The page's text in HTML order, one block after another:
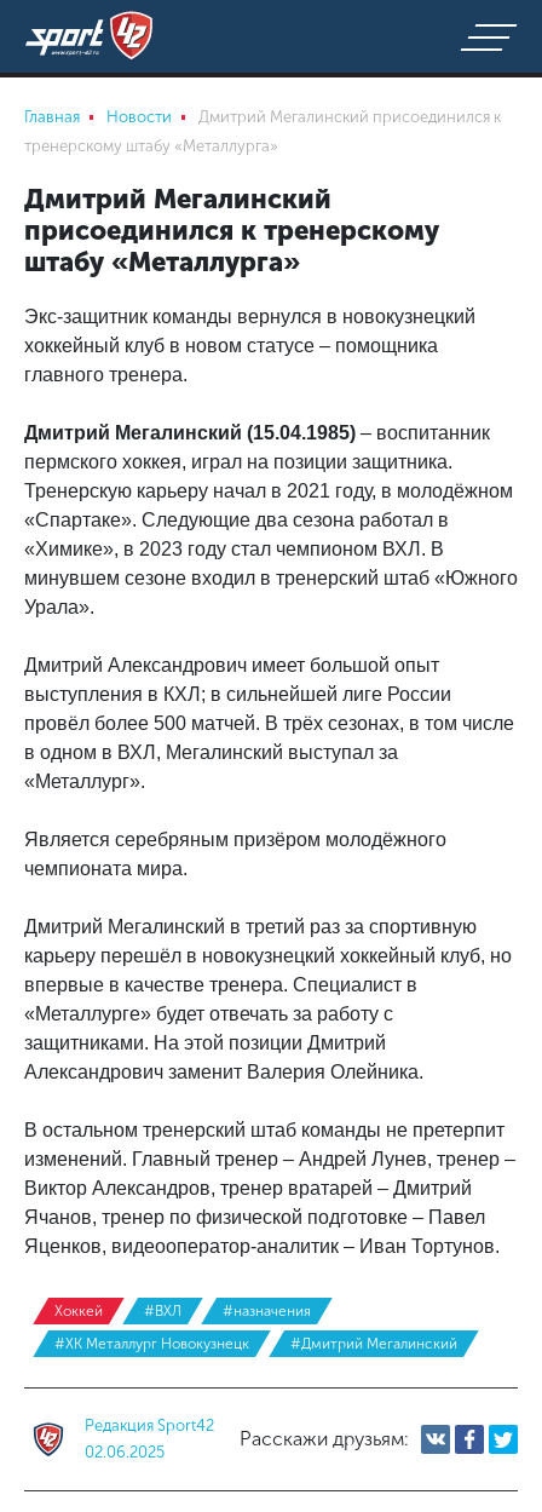
Главная Новости
Дмитрий Мегалинский присоединился к
тренерскому штабу «Металлурга»
Дмитрий Мегалинский
присоединился к тренерскому
штабу «Металлурга»
Экс-защитник команды вернулся в новокузнецкий
хоккейный клуб в новом статусе – помощника
главного тренера.
Дмитрий Мегалинский (15.04.1985) – воспитанник
пермского хоккея, играл на позиции защитника.
Тренерскую карьеру начал в 2021 году, в молодёжном
«Спартаке». Следующие два сезона работал в
«Химике», в 2023 году стал чемпионом ВХЛ. В
минувшем сезоне входил в тренерский штаб «Южного
Урала».
Дмитрий Александрович имеет большой опыт
выступления в КХЛ; в сильнейшей лиге России
провёл более 500 матчей. В трёх сезонах, в том числе
в одном в ВХЛ, Мегалинский выступал за
«Металлург».
Является серебряным призёром молодёжного
чемпионата мира.
Дмитрий Мегалинский в третий раз за спортивную
карьеру перешёл в новокузнецкий хоккейный клуб, но
впервые в качестве тренера. Специалист в
«Металлурге» будет отвечать за работу с
защитниками. На этой позиции Дмитрий
Александрович заменит Валерия Олейника.
В остальном тренерский штаб команды не претерпит
изменений. Главный тренер – Андрей Лунев, тренер –
Виктор Александров, тренер вратарей – Дмитрий
Ячанов, тренер по физической подготовке – Павел
Яценков, видеооператор-аналитик – Иван Тортунов.
Хоккей #ВХЛ
#назначения
#ХК Металлург Новокузнецк
#Дмитрий Мегалинский
Редакция Sport42
02.06.2025
Расскажи друзьям: